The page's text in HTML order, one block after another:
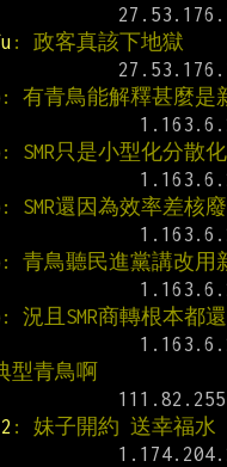
: 政客真該下地獄
: 有青鳥能解釋甚麼是
: SMR只是小型化分散
: SMR還因為效率差核
: 青鳥聽民進黨講改用
: 況且SMR商轉根本都
型青鳥啊
: 妹子開約 送幸福水